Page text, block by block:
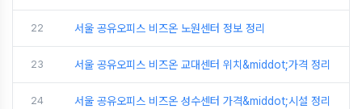
22 서울 공유오피스 비즈온 노원센터 정보 정리
23 서울 공유오피스 비즈온 교대센터 위치&middot;가격 정리
24 서울 공유오피스 비즈온 성수센터 가격&middot;시설 정리